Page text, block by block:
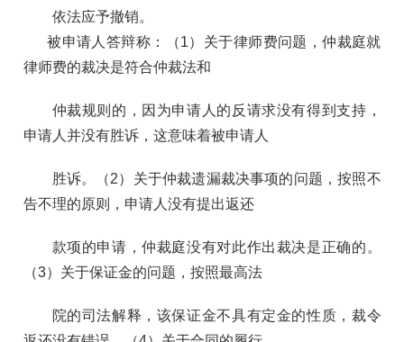
依法应予撤销。
被申请人答辩称：（1）关于律师费问题，仲裁庭就
律师费的裁决是符合仲裁法和
仲裁规则的，因为申请人的反请求没有得到支持，
申请人并没有胜诉，这意味着被申请人
胜诉。（2）关于仲裁遗漏裁决事项的问题，按照不
告不理的原则，申请人没有提出返还
款项的申请，仲裁庭没有对此作出裁决是正确的。
（3）关于保证金的问题，按照最高法
院的司法解释，该保证金不具有定金的性质，裁令